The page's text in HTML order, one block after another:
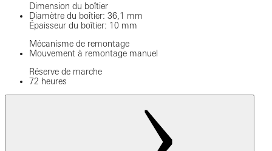
Dimension du boîtier
Diamètre du boîtier: 36,1 mm
Épaisseur du boîtier: 10 mm
Mécanisme de remontage
Mouvement à remontage manuel
Réserve de marche
72 heures